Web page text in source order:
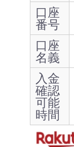
口座
番号
口座
名義
入金
確認
可能
時間